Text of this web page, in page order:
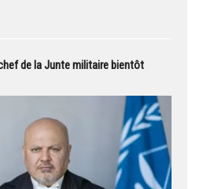
chef de la Junte militaire bientôt